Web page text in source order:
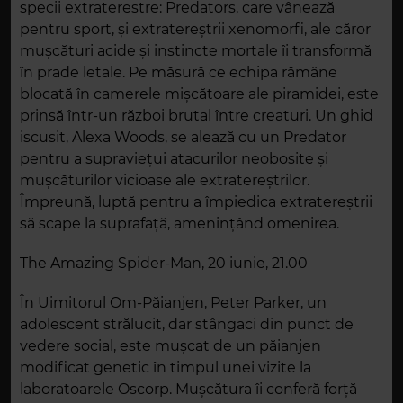
specii extraterestre: Predators, care vânează
pentru sport, și extratereștrii xenomorfi, ale căror
mușcături acide și instincte mortale îi transformă
în prade letale. Pe măsură ce echipa rămâne
blocată în camerele mișcătoare ale piramidei, este
prinsă într-un război brutal între creaturi. Un ghid
iscusit, Alexa Woods, se alează cu un Predator
pentru a supraviețui atacurilor neobosite și
mușcăturilor vicioase ale extratereștrilor.
Împreună, luptă pentru a împiedica extratereștrii
să scape la suprafață, amenințând omenirea.
The Amazing Spider-Man, 20 iunie, 21.00
În Uimitorul Om-Păianjen, Peter Parker, un
adolescent strălucit, dar stângaci din punct de
vedere social, este mușcat de un păianjen
modificat genetic în timpul unei vizite la
laboratoarele Oscorp. Mușcătura îi conferă forță